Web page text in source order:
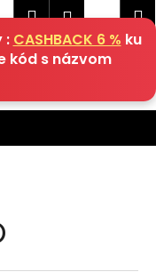
: CASHBACK 6 % ku
kód s názvom
Hľadať
košík